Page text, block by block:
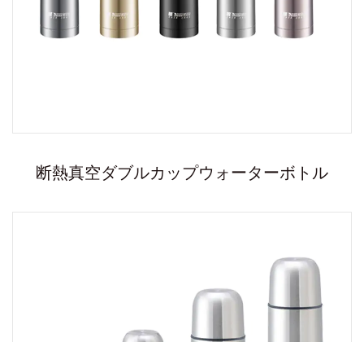
断熱真空ダブルカップウォーターボトル